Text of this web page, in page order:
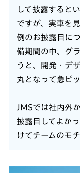
して披露すると
ですが、実車を
例のお披露目に
備期間の中、グ
うと、開発・デ
丸となって急ピ
JMSでは社内外
披露目してよか
けてチームのモ